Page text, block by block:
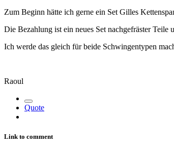
Zum Beginn hätte ich gerne ein Set Gilles
Die Bezahlung ist ein neues Set nachgefräster
Ich werde das gleich für beide Schwingentypen
Raoul
Quote
Link to comment